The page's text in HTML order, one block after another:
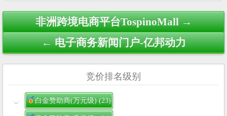
Post
navigation
非洲跨境电商平台TospinoMall →
← 电子商务新闻门户-亿邦动力
竞价排名级别
白金赞助商(万元级)(23)